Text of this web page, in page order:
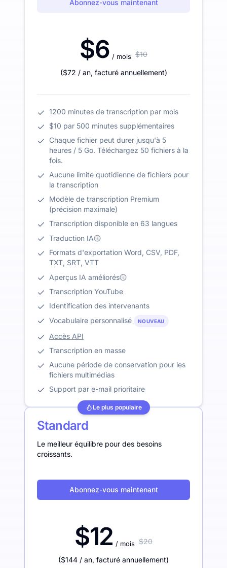
Abonnez-vous maintenant
$6 / mois $10
($72 / an, facturé annuellement)
1200 minutes de transcription par mois
$10 par 500 minutes supplémentaires
Chaque fichier peut durer jusqu'à 5
heures / 5 Go. Téléchargez 50 fichiers à la
fois.
Aucune limite quotidienne de fichiers pour
la transcription
Modèle de transcription Premium
(précision maximale)
Transcription disponible en 63 langues
Traduction IA
Formats d'exportation Word, CSV, PDF,
TXT, SRT, VTT
Aperçus IA améliorés
Transcription YouTube
Identification des intervenants
Vocabulaire personnalisé
NOUVEAU
Accès API
Transcription en masse
Aucune période de conservation pour les
fichiers multimédias
Support par e-mail prioritaire
Le plus populaire
Standard
Le meilleur équilibre pour des besoins
croissants.
Abonnez-vous maintenant
$12 / mois $20
($144 / an, facturé annuellement)